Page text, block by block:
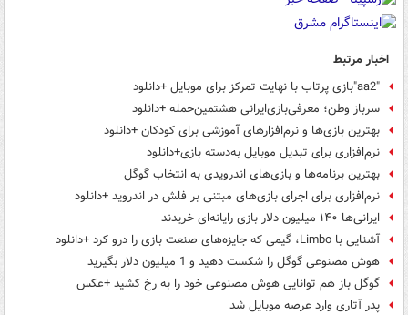
اخبار مرتبط
"aa2"بازی پرتاب با نهایت تمرکز برای موبایل +دانلود
سرباز وطن؛ معرفی‌بازی‌ایرانی‌ هشتمین‌حمله +دانلود
بهترین بازی‌ها و نرم‌افزارهای آموزشی برای کودکان +دانلود
نرم‌افزاری برای تبدیل موبایل به‌دسته بازی+دانلود
بهترین برنامه‌ها و بازی‌های اندرویدی به‌ انتخاب گوگل
نرم‌افزاری برای اجرای بازی‌های مبتنی بر فلش در اندروید +دانلود
ایرانی‌ها ۱۴۰ میلیون دلار بازی رایانه‌ای خریدند
آشنایی با Limbo، گیمی که جایزه‌های صنعت بازی را درو کرد +دانلود
هوش مصنوعی گوگل را شکست دهید و 1 میلیون دلار بگیرید
گوگل باز هم توانایی هوش مصنوعی‌ خود را به رخ کشید +عکس
پدر آتاری وارد عرصه موبایل شد